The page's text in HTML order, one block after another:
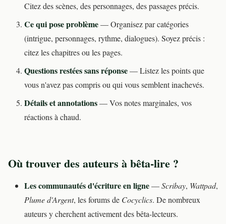
Citez des scènes, des personnages, des passages précis.
Ce qui pose problème— Organisez par catégories
(intrigue, personnages, rythme, dialogues). Soyez précis :
citez les chapitres ou les pages.
Questions restées sans réponse— Listez les points que
vous n'avez pas compris ou qui vous semblent inachevés.
Détails et annotations— Vos notes marginales, vos
réactions à chaud.
Où trouver des auteurs à bêta-lire ?
Les communautés d'écriture en ligne—Scribay, Wattpad,
Plume d'Argent, les forums de Cocyclics. De nombreux
auteurs y cherchent activement des bêta-lecteurs.